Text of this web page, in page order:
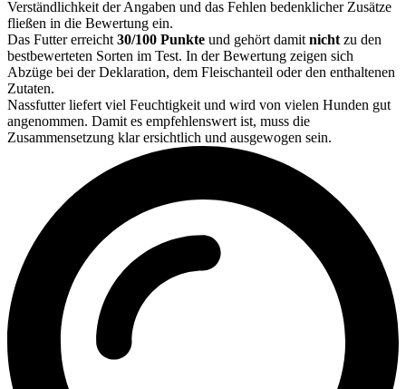
Verständlichkeit der Angaben und das Fehlen bedenklicher Zusätze
fließen in die Bewertung ein.
Das Futter erreicht 30/100 Punkte und gehört damit nicht zu den
bestbewerteten Sorten im Test. In der Bewertung zeigen sich
Abzüge bei der Deklaration, dem Fleischanteil oder den enthaltenen
Zutaten.
Nassfutter liefert viel Feuchtigkeit und wird von vielen Hunden gut
angenommen. Damit es empfehlenswert ist, muss die
Zusammensetzung klar ersichtlich und ausgewogen sein.